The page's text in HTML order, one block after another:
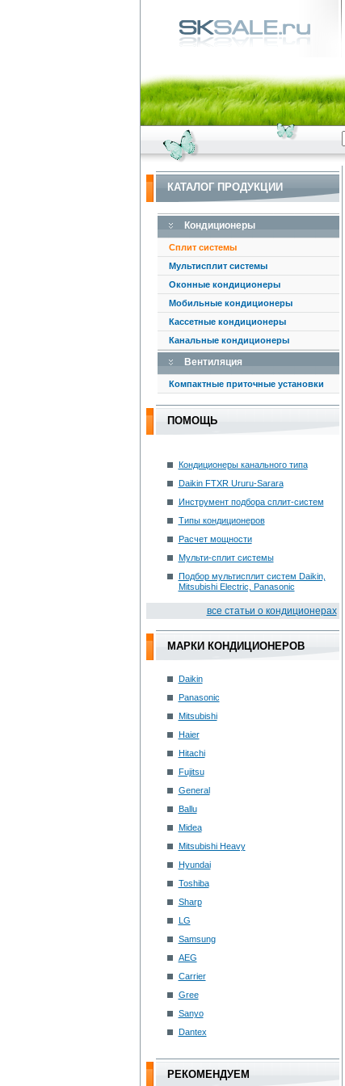
КАТАЛОГ ПРОДУКЦИИ
Кондиционеры
Сплит системы
Мультисплит системы
Оконные кондиционеры
Мобильные кондиционеры
Кассетные кондиционеры
Канальные кондиционеры
Вентиляция
Компактные приточные установки
ПОМОЩЬ
Кондиционеры канального типа
Daikin FTXR Ururu-Sarara
Инструмент подбора сплит-систем
Типы кондиционеров
Расчет мощности
Мульти-сплит системы
Подбор мультисплит систем Daikin,
Mitsubishi Electric, Panasonic
вce cтaтьи o кoндициoнepax
МАРКИ КОНДИЦИОНЕРОВ
Daikin
Panasonic
Mitsubishi
Haier
Hitachi
Fujitsu
General
Ballu
Midea
Mitsubishi Heavy
Hyundai
Toshiba
Sharp
LG
Samsung
AEG
Carrier
Gree
Sanyo
Dantex
РЕКОМЕНДУЕМ